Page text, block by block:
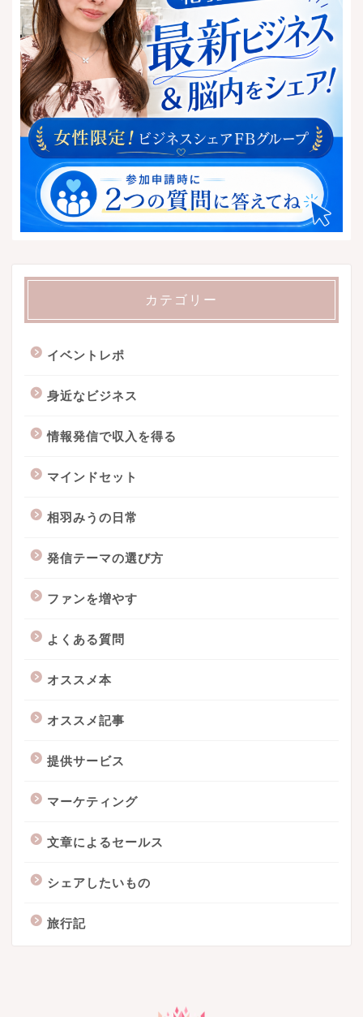
カテゴリー
イベントレポ
身近なビジネス
情報発信で収入を得る
マインドセット
相羽みうの日常
発信テーマの選び方
ファンを増やす
よくある質問
オススメ本
オススメ記事
提供サービス
マーケティング
文章によるセールス
シェアしたいもの
旅行記